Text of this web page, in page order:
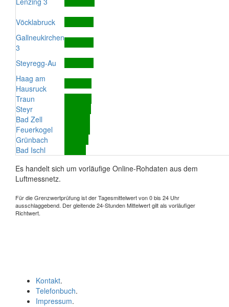
Vöcklabruck
Gallneukirchen
3
Steyregg-Au
Haag am
Hausruck
Traun
Steyr
Bad Zell
Feuerkogel
Grünbach
Bad Ischl
Es handelt sich um vorläufige Online-Rohdaten aus dem
Luftmessnetz.
Für die Grenzwertprüfung ist der Tagesmittelwert von 0 bis 24 Uhr
ausschlaggebend. Der gleitende 24-Stunden Mittelwert gilt als vorläufiger
Richtwert.
Kontakt.
Telefonbuch.
Impressum.